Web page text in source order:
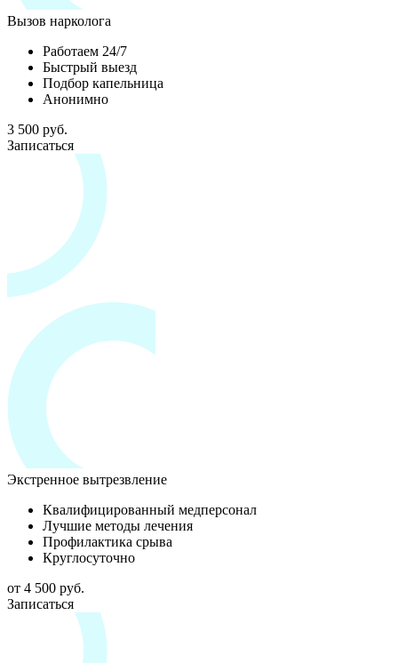
Вызов нарколога
Работаем 24/7
Быстрый выезд
Подбор капельница
Анонимно
3 500 руб.
Записаться
Экстренное вытрезвление
Квалифицированный медперсонал
Лучшие методы лечения
Профилактика срыва
Круглосуточно
от 4 500 руб.
Записаться